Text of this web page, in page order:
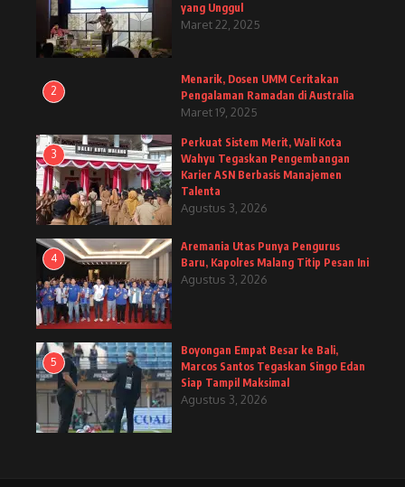
yang Unggul
Maret 22, 2025
2
Menarik, Dosen UMM Ceritakan
Pengalaman Ramadan di Australia
Maret 19, 2025
3
Perkuat Sistem Merit, Wali Kota
Wahyu Tegaskan Pengembangan
Karier ASN Berbasis Manajemen
Talenta
Agustus 3, 2026
4
Aremania Utas Punya Pengurus
Baru, Kapolres Malang Titip Pesan Ini
Agustus 3, 2026
5
Boyongan Empat Besar ke Bali,
Marcos Santos Tegaskan Singo Edan
Siap Tampil Maksimal
Agustus 3, 2026